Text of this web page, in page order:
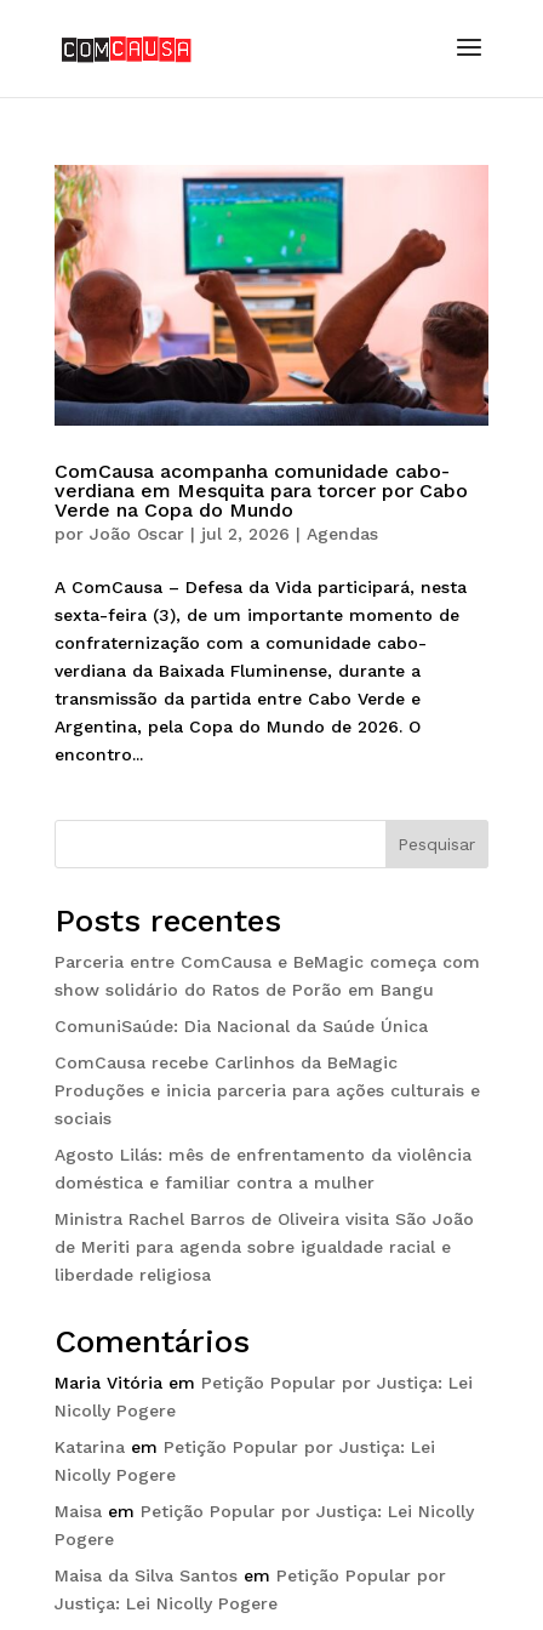
ComCausa acompanha comunidade cabo-
verdiana em Mesquita para torcer por Cabo
Verde na Copa do Mundo
por João Oscar| jul 2, 2026 | Agendas
A ComCausa – Defesa da Vida participará, nesta
sexta-feira (3), de um importante momento de
confraternização com a comunidade cabo-
verdiana da Baixada Fluminense, durante a
transmissão da partida entre Cabo Verde e
Argentina, pela Copa do Mundo de 2026. O
encontro...
Pesquisar
Posts recentes
Parceria entre ComCausa e BeMagic começa com
show solidário do Ratos de Porão em Bangu
ComuniSaúde: Dia Nacional da Saúde Única
ComCausa recebe Carlinhos da BeMagic
Produções e inicia parceria para ações culturais e
sociais
Agosto Lilás: mês de enfrentamento da violência
doméstica e familiar contra a mulher
Ministra Rachel Barros de Oliveira visita São João
de Meriti para agenda sobre igualdade racial e
liberdade religiosa
Comentários
Maria Vitóriaem Petição Popular por Justiça: Lei
Nicolly Pogere
Katarinaem Petição Popular por Justiça: Lei
Nicolly Pogere
Maisaem Petição Popular por Justiça: Lei Nicolly
Pogere
Maisa da Silva Santosem Petição Popular por
Justiça: Lei Nicolly Pogere